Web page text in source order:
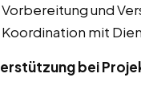
Vorbereitung und
Koordination mit
bei